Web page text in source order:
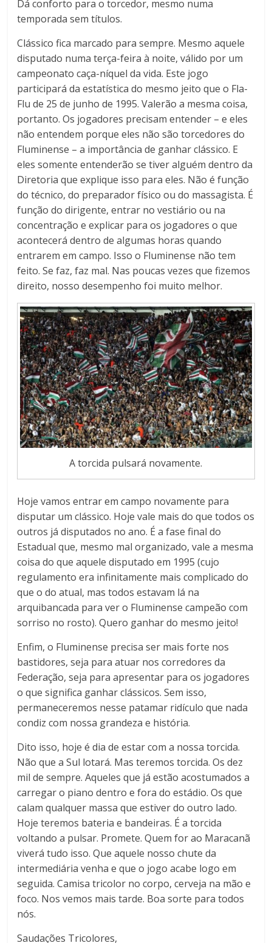
Dá conforto para o torcedor, mesmo numa
temporada sem títulos.
Clássico fica marcado para sempre. Mesmo aquele
disputado numa terça-feira à noite, válido por um
campeonato caça-níquel da vida. Este jogo
participará da estatística do mesmo jeito que o Fla-
Flu de 25 de junho de 1995. Valerão a mesma coisa,
portanto. Os jogadores precisam entender – e eles
não entendem porque eles não são torcedores do
Fluminense – a importância de ganhar clássico. E
eles somente entenderão se tiver alguém dentro da
Diretoria que explique isso para eles. Não é função
do técnico, do preparador físico ou do massagista. É
função do dirigente, entrar no vestiário ou na
concentração e explicar para os jogadores o que
acontecerá dentro de algumas horas quando
entrarem em campo. Isso o Fluminense não tem
feito. Se faz, faz mal. Nas poucas vezes que fizemos
direito, nosso desempenho foi muito melhor.
A torcida pulsará novamente.
Hoje vamos entrar em campo novamente para
disputar um clássico. Hoje vale mais do que todos os
outros já disputados no ano. É a fase final do
Estadual que, mesmo mal organizado, vale a mesma
coisa do que aquele disputado em 1995 (cujo
regulamento era infinitamente mais complicado do
que o do atual, mas todos estavam lá na
arquibancada para ver o Fluminense campeão com
sorriso no rosto). Quero ganhar do mesmo jeito!
Enfim, o Fluminense precisa ser mais forte nos
bastidores, seja para atuar nos corredores da
Federação, seja para apresentar para os jogadores
o que significa ganhar clássicos. Sem isso,
permaneceremos nesse patamar ridículo que nada
condiz com nossa grandeza e história.
Dito isso, hoje é dia de estar com a nossa torcida.
Não que a Sul lotará. Mas teremos torcida. Os dez
mil de sempre. Aqueles que já estão acostumados a
carregar o piano dentro e fora do estádio. Os que
calam qualquer massa que estiver do outro lado.
Hoje teremos bateria e bandeiras. É a torcida
voltando a pulsar. Promete. Quem for ao Maracanã
viverá tudo isso. Que aquele nosso chute da
intermediária venha e que o jogo acabe logo em
seguida. Camisa tricolor no corpo, cerveja na mão e
foco. Nos vemos mais tarde. Boa sorte para todos
nós.
Saudações Tricolores,